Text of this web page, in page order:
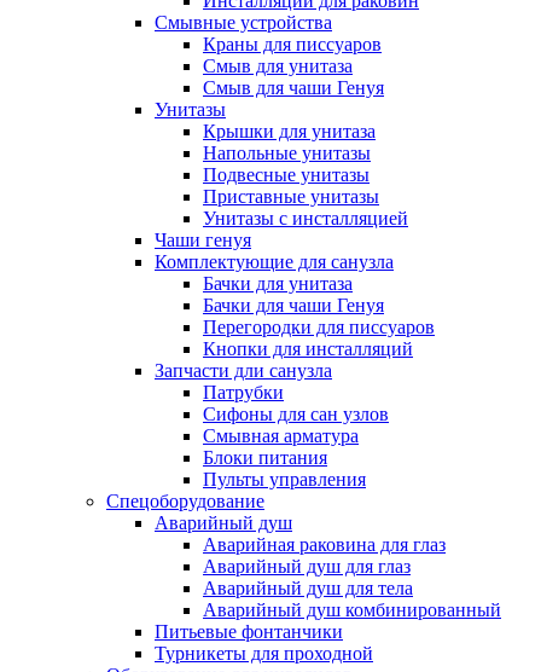
Смывные устройства
Краны для писсуаров
Смыв для унитаза
Смыв для чаши Генуя
Унитазы
Крышки для унитаза
Напольные унитазы
Подвесные унитазы
Приставные унитазы
Унитазы с инсталляцией
Чаши генуя
Комплектующие для санузла
Бачки для унитаза
Бачки для чаши Генуя
Перегородки для писсуаров
Кнопки для инсталляций
Запчасти дли санузла
Патрубки
Сифоны для сан узлов
Смывная арматура
Блоки питания
Пульты управления
Спецоборудование
Аварийный душ
Аварийная раковина для глаз
Аварийный душ для глаз
Аварийный душ для тела
Аварийный душ комбинированный
Питьевые фонтанчики
Турникеты для проходной